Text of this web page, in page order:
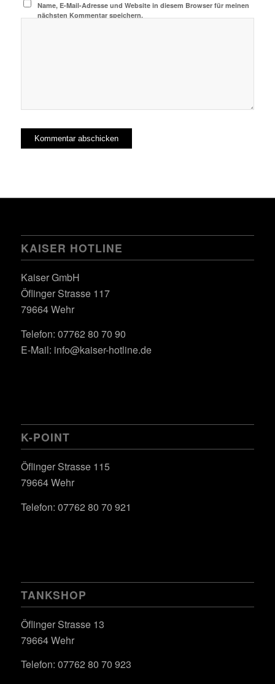
Name, E-Mail-Adresse und Website in diesem Browser für meinen
nächsten Kommentar speichern.
KAISER HOTLINE
Kaiser GmbH
Öflinger Strasse 117
79664 Wehr
Telefon: 07762 80 70 90
E-Mail: info@kaiser-hotline.de
K-POINT
Öflinger Strasse 115
79664 Wehr
Telefon: 07762 80 70 921
TANKSHOP
Öflinger Strasse 13
79664 Wehr
Telefon: 07762 80 70 923